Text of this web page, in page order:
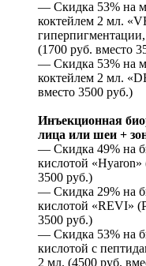
— Скидка 53% на
коктейлем 2 мл.
(1700 руб. вместо
— Скидка 53% на
коктейлем 2 мл.
вместо 3500 руб.)
Инъекционная
лица или шеи +
— Скидка 49% на
кислотой
3500 руб.)
— Скидка 29% на
кислотой «REVI»
3500 руб.)
— Скидка 53% на
кислотой с
2 мл. (4500 руб.